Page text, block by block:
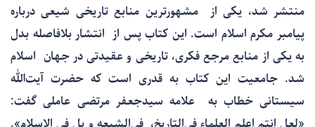
منتشر شد، یکی از مشهورترین منابع تاریخی شیعی درباره
پیامبر مکرم اسلام است. این کتاب پس از انتشار بلافاصله بدل
به یکی از منابع مرجع فکری، تاریخی و عقیدتی در جهان اسلام
شد. جامعیت این کتاب به قدری است که حضرت آیت‌الله
سیستانی خطاب به علامه سیدجعفر مرتضی عاملی گفت: